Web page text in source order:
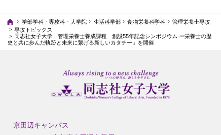
学部学科・専攻科・大学院 生活科学部 食物栄養科学科
管理栄養士専攻
専攻トピックス
同志社女子大学 管理栄養士養成課程 創設55年記念シンポジウム ー栄養士の歴
史と共に歩んだ軌跡と未来に繋げる新しいカタチー」を開催
京田辺キャンパス